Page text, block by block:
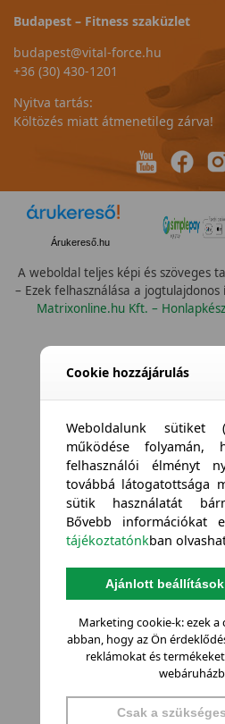
Budapest – Fitness szaküzlet
budapest@vital-force.hu
+36 (30) 430-1201
Nyitva tartás:
Költözés miatt átmenetileg zárva!
Árukereső.hu
A weboldal teljes képi és szöveges
– Ezek felhasználása a
Matrixonline.hu Kft. –
Cookie hozzájárulás
Weboldalunk sütiket
működése
felhasználói élményt
továbbá látogatottsága
sütik használatát
Bővebb
tájékoztatónkban
Ajánlott
Marketing cookie-k: ezek
abban, hogy az Ön
reklámokat és
Csak a